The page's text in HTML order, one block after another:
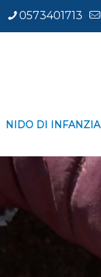
0573401713
NIDO DI INFANZIA